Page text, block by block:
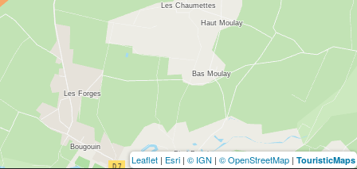
Leaflet | Esri | © IGN | © OpenStreetMap | TouristicMaps